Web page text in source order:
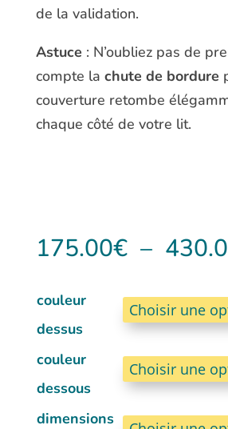
de la validation.
Astuce : N’oubliez pas de
compte la chute de bordure
couverture retombe
chaque côté de votre lit.
175.00€ –
couleur
dessus
couleur
dessous
dimensions